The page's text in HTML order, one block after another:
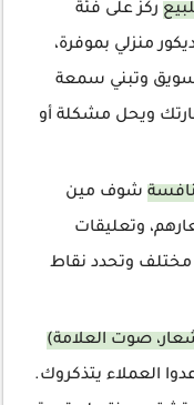
ركّز على فئة
منزلي بموفرة،
وتبني سمعة
ويحل مشكلة أو
شوف مين
وتعليقات
مختلف وتحدد نقاط
صوت العلامة)
العملاء يتذكروك.